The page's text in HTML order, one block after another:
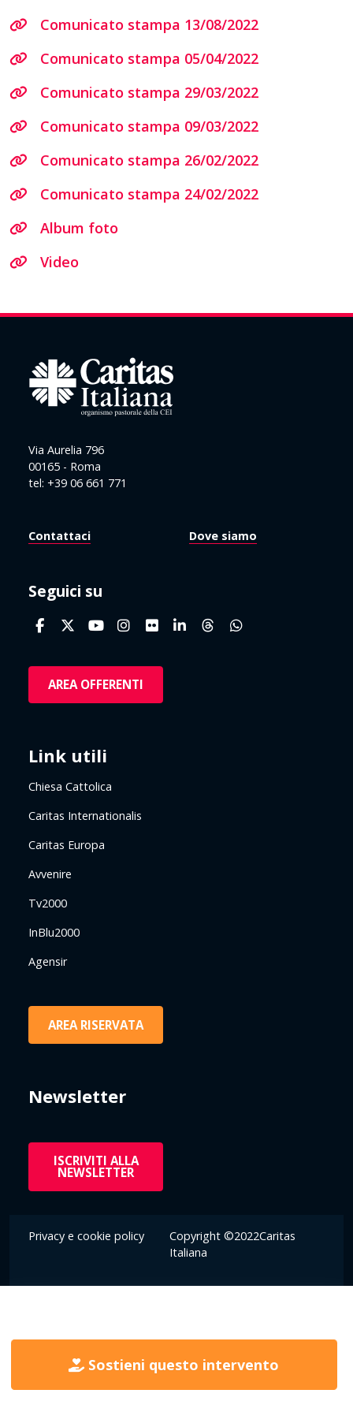
Sostieni questo intervento
Comunicato stampa 13/08/2022
Comunicato stampa 05/04/2022
Comunicato stampa 29/03/2022
Comunicato stampa 09/03/2022
Comunicato stampa 26/02/2022
Comunicato stampa 24/02/2022
Album foto
Video
Via Aurelia 796
00165 - Roma
tel: +39 06 661 771
Contattaci Dove siamo
Seguici su
AREA OFFERENTI
Link utili
Chiesa Cattolica
Caritas Internationalis
Caritas Europa
Avvenire
Tv2000
InBlu2000
Agensir
AREA RISERVATA
Newsletter
ISCRIVITI ALLA
NEWSLETTER
Privacy e cookie policy
Copyright ©2022Caritas
Italiana